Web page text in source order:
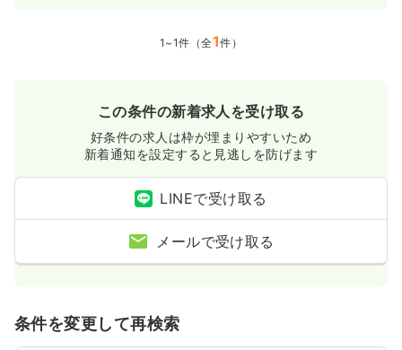
1~1件（全1件）
この条件の新着求人を受け取る
好条件の求人は枠が埋まりやすいため
新着通知を設定すると見逃しを防げます
LINEで受け取る
メールで受け取る
条件を変更して再検索